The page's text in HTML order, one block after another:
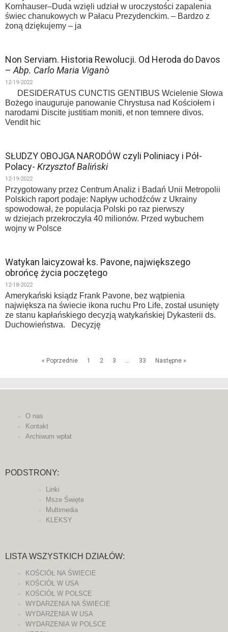
Kornhauser–Duda wzięli udział w uroczystości zapalenia
świec chanukowych w Pałacu Prezydenckim. – Bardzo z
żoną dziękujemy – ja
Non Serviam. Historia Rewolucji. Od Heroda do Davos
– Abp. Carlo Maria Viganò
12-19-2022
DESIDERATUS CUNCTIS GENTIBUS Wcielenie Słowa
Bożego inauguruje panowanie Chrystusa nad Kościołem i
narodami Discite justitiam moniti, et non temnere divos.
Vendit hic
SŁUDZY OBOJGA NARODÓW czyli Poliniacy i Pół-
Polacy- Krzysztof Baliński
12-19-2022
Przygotowany przez Centrum Analiz i Badań Unii Metropolii
Polskich raport podaje: Napływ uchodźców z Ukrainy
spowodował, że populacja Polski po raz pierwszy
w dziejach przekroczyła 40 milionów. Przed wybuchem
wojny w Polsce
Watykan laicyzował ks. Pavone, największego
obrońcę życia poczętego
12-18-2022
Amerykański ksiądz Frank Pavone, bez wątpienia
największa na świecie ikona ruchu Pro Life, został usunięty
ze stanu kapłańskiego decyzją watykańskiej Dykasterii ds.
Duchowieństwa. Decyzję
« Poprzednie 1 2 3 … 33 Następne »
O nas
Kontakt
Archiwum wpłat
PODSTRONY:
Linki
Msze Święte
Multimedia
KLEKSY
LISTA WSZYSTKICH DZIAŁÓW:
KOŚCIÓŁ NA ŚWIECIE
KOŚCIÓŁ W USA
KOŚCIÓŁ W POLSCE
WYDARZENIA NA ŚWIECIE
WYDARZENIA W USA
WYDARZENIA W POLSCE